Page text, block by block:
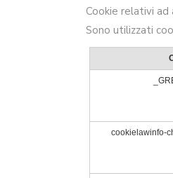
Cookie relativi
Sono utilizzati
cookielawinfo-